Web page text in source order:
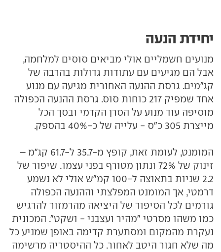
יחידת הנעה
מנועים חשמליים אולי מביאים סוסים למלחמה,
אבל הם מגיעים עם עתודות גדולות בהרבה של
קג"מים. גרסת ההנעה האחורית מגיעה עם מנוע
אחד שמפיק 217 כוחות סוס. גרסת ההנעה הכפולה
מוסיפה עוד מנוע על הסרן הקדמי ובסך הכל
מייצרת 305 כ"ס - עלייה של כ-40% בהספק.
המומנט, לעומת זאת, קופץ מ-35.7 ל-61.7 קג"מ –
זינוק של 72% ונתון מטורף בפני עצמו. שיפור של
2.2 שניות בתאוצה ל-100 קמ"ש אולי לא נשמע
דרמטי, אך המומנט המפלצתי וההנעה הכפולה
גורמים לכל הסיפור של היציאה מהרמזור להרגיש
כמו משהו מסרטי "מהיר ועצבני - ושקט". המכונית
נעקרת מהמקום ומסתערת קדימה באופן שמניע כל
מה שלא חגור היטב לאחור. כל ההיסטריה מרשימה